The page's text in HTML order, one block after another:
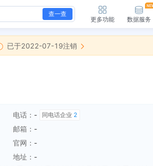
查一查
更多功能 数据服务
已于2022-07-19注销
电话： - 同电话企业 2
邮箱： -
官网： -
地址： -